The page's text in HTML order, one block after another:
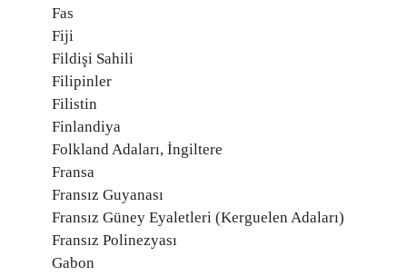
Fas
Fiji
Fildişi Sahili
Filipinler
Filistin
Finlandiya
Folkland Adaları, İngiltere
Fransa
Fransız Guyanası
Fransız Güney Eyaletleri (Kerguelen Adaları)
Fransız Polinezyası
Gabon